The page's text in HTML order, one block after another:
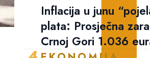
Inflacija u junu
plata: Prosječna
Crnoj Gori 1.036